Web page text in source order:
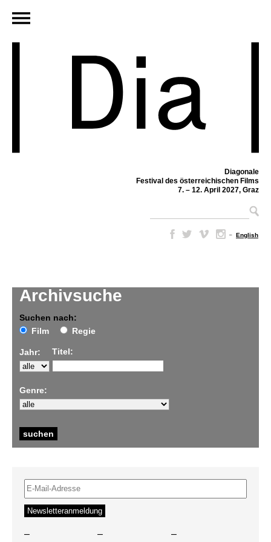
Diagonale
Festival des österreichischen Films
7. – 12. April 2027, Graz
– English
Archivsuche
Suchen nach:
Film
Regie
Jahr: Titel:
Genre:
– – –